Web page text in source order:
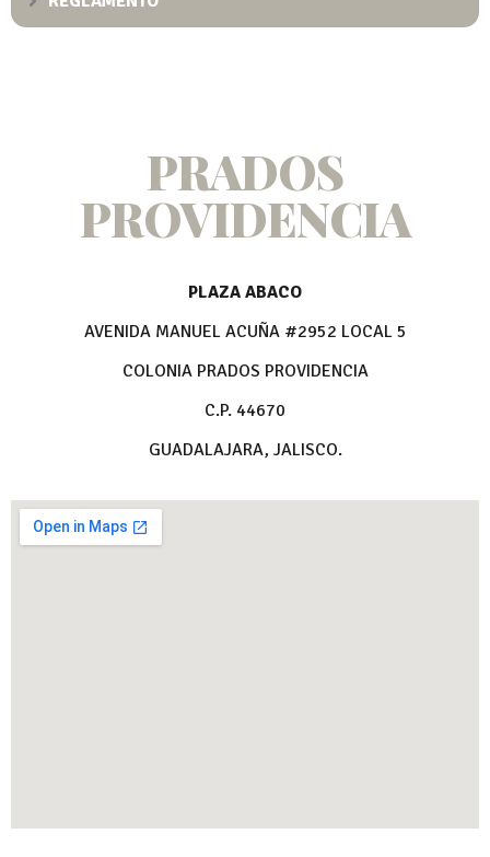
PRADOS
PROVIDENCIA
PLAZA ABACO
AVENIDA MANUEL ACUÑA #2952 LOCAL 5
COLONIA PRADOS PROVIDENCIA
C.P. 44670
GUADALAJARA, JALISCO.